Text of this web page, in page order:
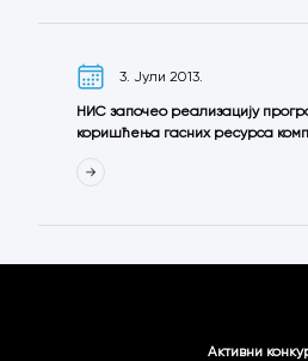
3. Јули 2013.
НИС започео реализацију
коришћења гасних ресурса
Активни